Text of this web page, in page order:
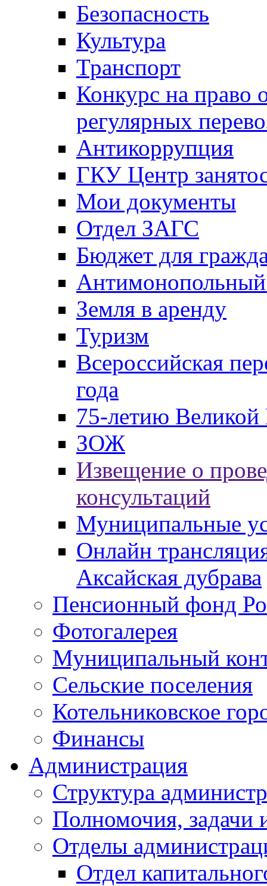
Безопасность
Культура
Транспорт
Конкурс на право
регулярных
Антикоррупция
ГКУ Центр
Мои документы
Отдел ЗАГС
Бюджет для
Антимонопольный
Земля в аренду
Туризм
Всероссийская
года
75-летию
ЗОЖ
Извещение о
консультаций
Муниципальные
Онлайн
Аксайская дубрава
Пенсионный фонд
Фотогалерея
Муниципальный
Сельские поселения
Котельниковское
Финансы
Администрация
Структура
Полномочия, задачи
Отделы
Отдел